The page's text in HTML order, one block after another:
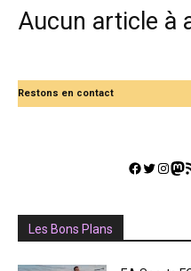
Aucun article à
Restons en contact
Facebook
Twitter
Les Bons Plans